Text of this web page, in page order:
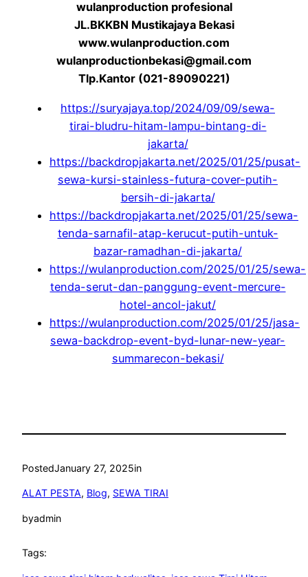
wulanproduction profesional
JL.BKKBN Mustikajaya Bekasi
www.wulanproduction.com
wulanproductionbekasi@gmail.com
Tlp.Kantor (021-89090221)
https://suryajaya.top/2024/09/09/sewa-
tirai-bludru-hitam-lampu-bintang-di-
jakarta/
https://backdropjakarta.net/2025/01/25/pusat-
sewa-kursi-stainless-futura-cover-putih-
bersih-di-jakarta/
https://backdropjakarta.net/2025/01/25/sewa-
tenda-sarnafil-atap-kerucut-putih-untuk-
bazar-ramadhan-di-jakarta/
https://wulanproduction.com/2025/01/25/sewa-
tenda-serut-dan-panggung-event-mercure-
hotel-ancol-jakut/
https://wulanproduction.com/2025/01/25/jasa-
sewa-backdrop-event-byd-lunar-new-year-
summarecon-bekasi/
PostedJanuary 27, 2025in
ALAT PESTA, Blog, SEWA TIRAI
byadmin
Tags: